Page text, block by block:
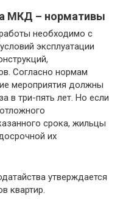
МКД – нормативы
необходимо с
эксплуатации
Согласно нормам
мероприятия должны
в три-пять лет. Но если
срока, жильцы
их
утверждается
квартир.